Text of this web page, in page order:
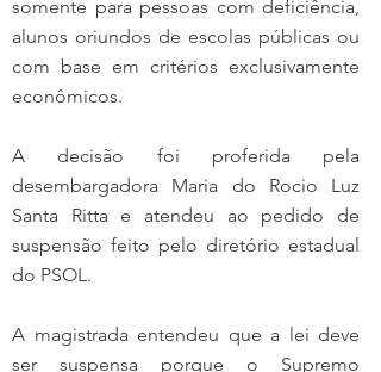
somente para pessoas com deficiência,
alunos oriundos de escolas públicas ou
com base em critérios exclusivamente
econômicos.
A decisão foi proferida pela
desembargadora Maria do Rocio Luz
Santa Ritta e atendeu ao pedido de
suspensão feito pelo diretório estadual
do PSOL.
A magistrada entendeu que a lei deve
ser suspensa porque o Supremo